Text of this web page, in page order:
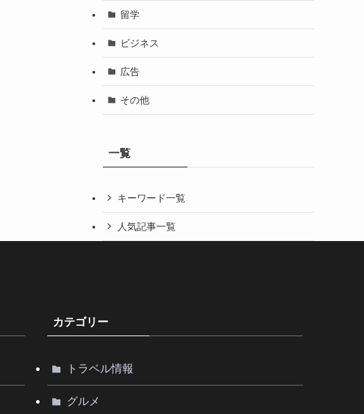
留学
ビジネス
広告
その他
一覧
キーワード一覧
人気記事一覧
カテゴリー
トラベル情報
グルメ